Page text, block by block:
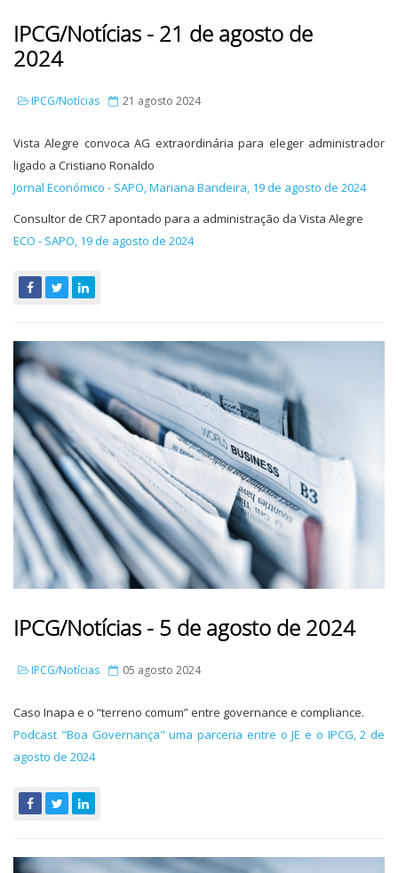
IPCG/Notícias - 21 de agosto de
2024
IPCG/Notícias 21 agosto 2024
Vista Alegre convoca AG extraordinária para eleger administrador
ligado a Cristiano Ronaldo
Jornal Económico - SAPO, Mariana Bandeira, 19 de agosto de 2024
Consultor de CR7 apontado para a administração da Vista Alegre
ECO - SAPO, 19 de agosto de 2024
IPCG/Notícias - 5 de agosto de 2024
IPCG/Notícias 05 agosto 2024
Caso Inapa e o “terreno comum” entre governance e compliance.
Podcast "Boa Governança" uma parceria entre o JE e o IPCG, 2 de
agosto de 2024